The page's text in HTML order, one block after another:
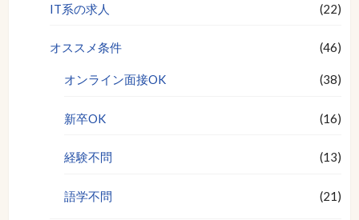
IT系の求人 (22)
オススメ条件 (46)
オンライン面接OK (38)
新卒OK (16)
経験不問 (13)
語学不問 (21)